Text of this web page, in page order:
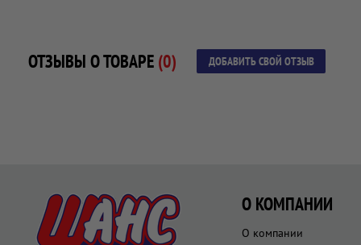
ОТЗЫВЫ О ТОВАРЕ (0) ДОБАВИТЬ СВОЙ ОТЗЫВ
О КОМПАНИИ
О компании